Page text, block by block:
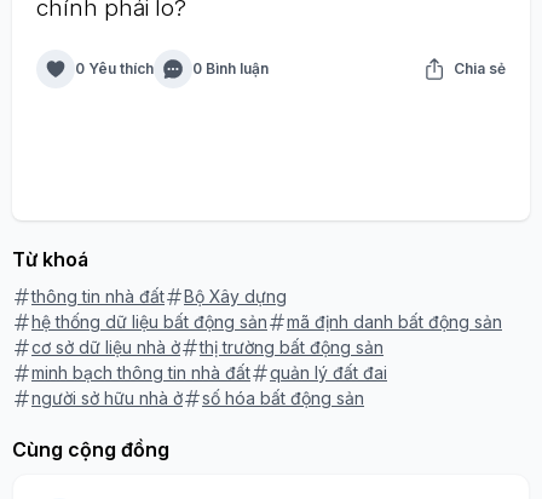
chính phải lo?
0 Yêu thích 0 Bình luận Chia sẻ
Từ khoá
thông tin nhà đất
Bộ Xây dựng
hệ thống dữ liệu bất động sản
mã định danh bất động sản
cơ sở dữ liệu nhà ở
thị trường bất động sản
minh bạch thông tin nhà đất
quản lý đất đai
người sở hữu nhà ở
số hóa bất động sản
Cùng cộng đồng